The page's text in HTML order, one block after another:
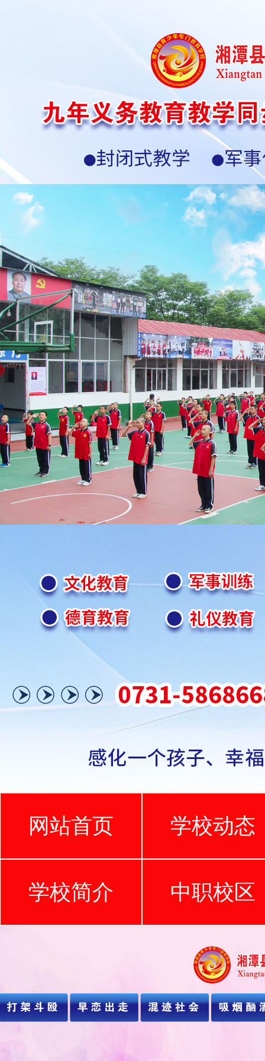
网站首页 学校动态
学校简介 中职校区